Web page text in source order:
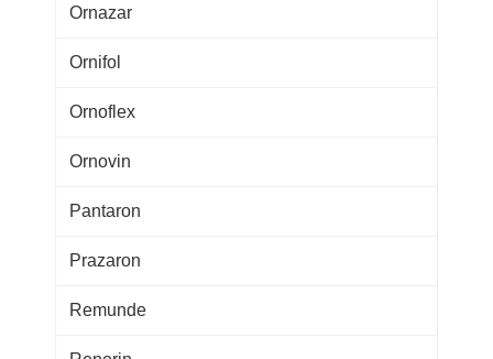
Ornazar
Ornifol
Ornoflex
Ornovin
Pantaron
Prazaron
Remunde